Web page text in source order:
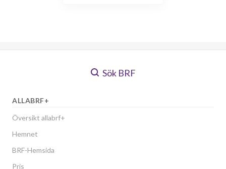
Sök BRF
ALLABRF+
Översikt allabrf+
Hemnet
BRF-Hemsida
Pris